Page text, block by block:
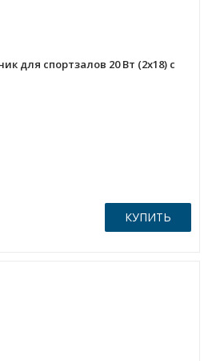
для спортзалов 20 Вт (2х18) с
КУПИТЬ